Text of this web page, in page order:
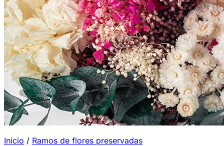
Inicio / Ramos de flores preservadas